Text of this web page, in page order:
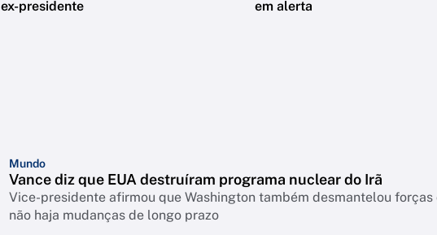
ex-presidente
em alerta
Mundo
Vance diz que EUA destruíram programa nuclear do Irã
Vice-presidente afirmou que Washington também desmantelou
não haja mudanças de longo prazo